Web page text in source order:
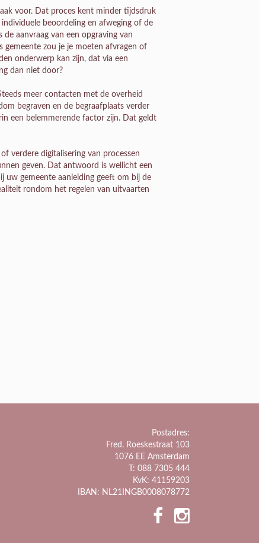
voor. Dat proces kent minder tijdsdruk
beoordeling en afweging of de
aanvraag van een opgraving van
gemeente zou je je moeten afvragen of
onderwerp kan zijn, dat via een
dan niet door?
meer contacten met de overheid
begraven en de begraafplaats verder
een belemmerende factor zijn. Dat geldt
verdere digitalisering van processen
geven. Dat antwoord is wellicht een
gemeente aanleiding geeft om bij de
rondom het regelen van uitvaarten
Postadres:
Fred. Roeskestraat 103
1076 EE Amsterdam
T: 088 7305 444
KvK: 41159203
IBAN: NL21INGB0008078772